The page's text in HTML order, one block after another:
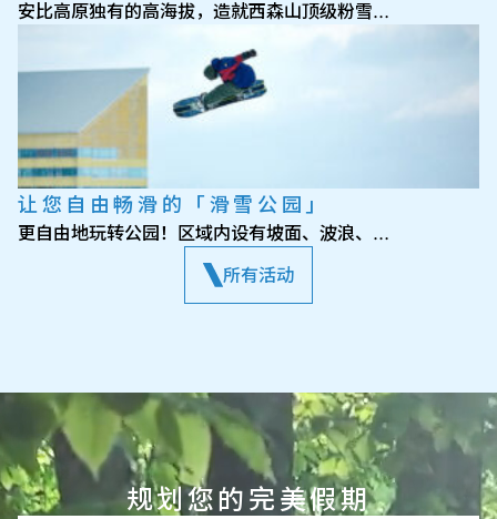
安比高原独有的高海拔，造就西森山顶级粉雪…
让您自由畅滑的「滑雪公园」
更自由地玩转公园！区域内设有坡面、波浪、…
所有活动
规划您的完美假期